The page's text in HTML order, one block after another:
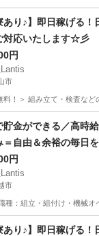
あり♪】即日稼げる
対応いたします☆彡
円
市
料！＞ 組み立て・検査
時給
貯金ができる／高時
＝自由＆余裕の毎日
円
市
種：組立・組付け・機械
無料
あり♪】即日稼げる